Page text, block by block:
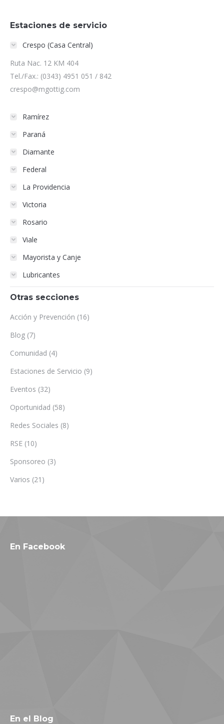
Estaciones de servicio
Crespo (Casa Central)
Ruta Nac. 12 KM 404
Tel./Fax.: (0343) 4951 051 / 842
crespo@mgottig.com
Ramírez
Paraná
Diamante
Federal
La Providencia
Victoria
Rosario
Viale
Mayorista y Canje
Lubricantes
Otras secciones
Acción y Prevención (16)
Blog (7)
Comunidad (4)
Estaciones de Servicio (9)
Eventos (32)
Oportunidad (58)
Redes Sociales (8)
RSE (10)
Sponsoreo (3)
Varios (21)
En Facebook
En el Blog